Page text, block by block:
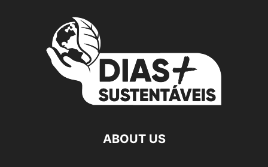
ABOUT US